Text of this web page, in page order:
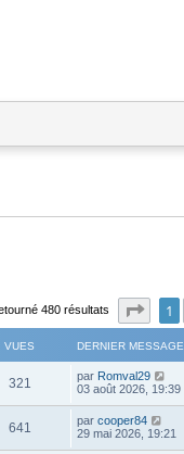
480 résultats Page1
VUES DERNIER MESSAGE
321
u
D
e
i
e
par Romval29
03 août 2026, 19:39
641
D
e
par cooper84
29 mai 2026, 19:21